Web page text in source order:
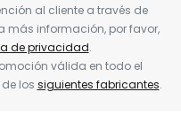
al cliente a través de
más información, por favor,
de privacidad.
válida en todo el
los siguientes fabricantes.